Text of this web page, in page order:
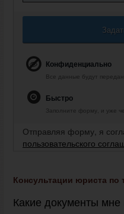
Конфиденциально
Все данные будут
Быстро
Заполните форму, и уже
Отправляя форму, я
пользовательского
Консультации юриста по
Какие документы